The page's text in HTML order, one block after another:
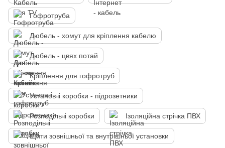
Гофротруба
Дюбель - хомут для кріплення кабелю
Дюбель - цвях потай
Кріплення для гофротруб
Установчі коробки - підрозетники
Розподільчі коробки Ізоляційна стрічка ПВХ
Щити зовнішньої та внутрішньої установки